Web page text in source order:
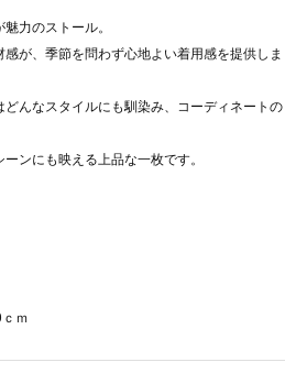
力のストール。
が、季節を問わず心地よい着用感を提供しま
どんなスタイルにも馴染み、コーディネートの
ンにも映える上品な一枚です。
ｍ